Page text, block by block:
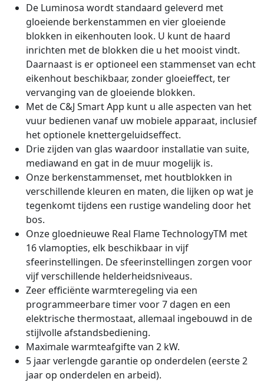
De Luminosa wordt standaard geleverd met
gloeiende berkenstammen en vier gloeiende
blokken in eikenhouten look. U kunt de haard
inrichten met de blokken die u het mooist vindt.
Daarnaast is er optioneel een stammenset van echt
eikenhout beschikbaar, zonder gloeieffect, ter
vervanging van de gloeiende blokken.
Met de C&J Smart App kunt u alle aspecten van het
vuur bedienen vanaf uw mobiele apparaat, inclusief
het optionele knettergeluidseffect.
Drie zijden van glas waardoor installatie van suite,
mediawand en gat in de muur mogelijk is.
Onze berkenstammenset, met houtblokken in
verschillende kleuren en maten, die lijken op wat je
tegenkomt tijdens een rustige wandeling door het
bos.
Onze gloednieuwe Real Flame TechnologyTM met
16 vlamopties, elk beschikbaar in vijf
sfeerinstellingen. De sfeerinstellingen zorgen voor
vijf verschillende helderheidsniveaus.
Zeer efficiënte warmteregeling via een
programmeerbare timer voor 7 dagen en een
elektrische thermostaat, allemaal ingebouwd in de
stijlvolle afstandsbediening.
Maximale warmteafgifte van 2 kW.
5 jaar verlengde garantie op onderdelen (eerste 2
jaar op onderdelen en arbeid).